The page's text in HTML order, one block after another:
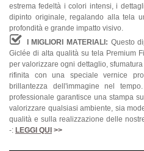
estrema fedeltà i colori intensi, i
dipinto originale, regalando alla tela
profondità e grande impatto visivo.
I MIGLIORI MATERIALI: Questo
Giclée di alta qualità su tela Premium
per valorizzare ogni dettaglio,
rifinita con una speciale vernice
brillantezza dell'immagine nel
professionale garantisce una stampa
valorizzare qualsiasi ambiente, sia
qualità e sulla realizzazione delle
-: LEGGI QUI >>